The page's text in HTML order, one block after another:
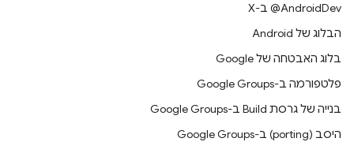
‫‎@AndroidDev ב-X
הבלוג של Android
בלוג האבטחה של Google
פלטפורמה ב-Google Groups
בנייה של גרסת Build ב-Google Groups
היסב (porting) ב-Google Groups